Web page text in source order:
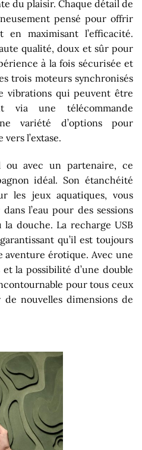
du plaisir. Chaque détail de
pensé pour offrir
maximisant l’efficacité.
qualité, doux et sûr pour
à la fois sécurisée et
trois moteurs synchronisés
vibrations qui peuvent être
via une télécommande
variété d’options pour
l’extase.
ou avec un partenaire, ce
idéal. Son étanchéité
les jeux aquatiques, vous
l’eau pour des sessions
douche. La recharge USB
qu’il est toujours
érotique. Avec une
la possibilité d’une double
pour tous ceux
nouvelles dimensions de